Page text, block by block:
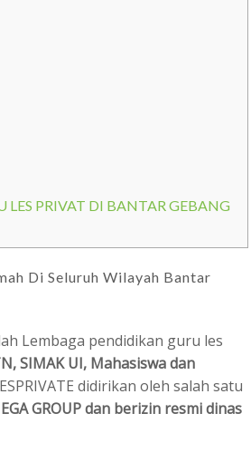
LES PRIVAT DI BANTAR GEBANG
Di Seluruh Wilayah Bantar
Lembaga pendidikan guru les
SIMAK UI, Mahasiswa dan
didirikan oleh salah satu
GROUP dan berizin resmi dinas